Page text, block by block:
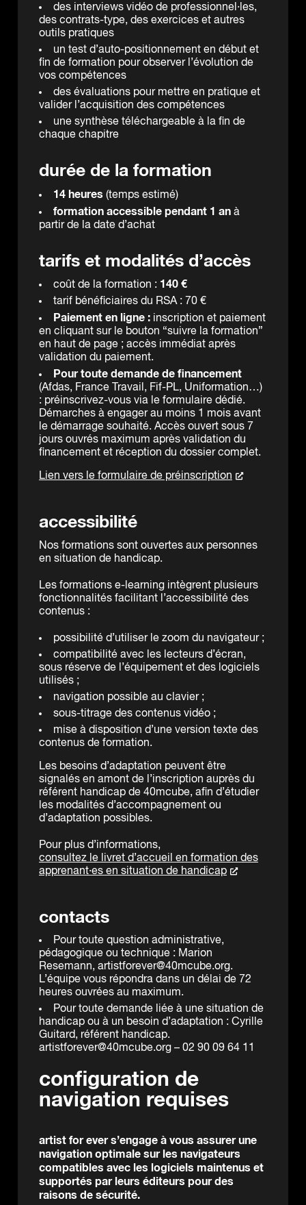
des interviews vidéo de professionnel·les,
des contrats-type, des exercices et autres
outils pratiques
un test d’auto-positionnement en début et
fin de formation pour observer l’évolution de
vos compétences
des évaluations pour mettre en pratique et
valider l’acquisition des compétences
une synthèse téléchargeable à la fin de
chaque chapitre
durée de la formation
14 heures (temps estimé)
formation accessible pendant 1 an à
partir de la date d’achat
tarifs et modalités d’accès
coût de la formation : 140 €
tarif bénéficiaires du RSA : 70 €
Paiement en ligne : inscription et paiement
en cliquant sur le bouton “suivre la formation”
en haut de page ; accès immédiat après
validation du paiement.
Pour toute demande de financement
(Afdas, France Travail, Fif-PL, Uniformation…)
: préinscrivez-vous via le formulaire dédié.
Démarches à engager au moins 1 mois avant
le démarrage souhaité. Accès ouvert sous 7
jours ouvrés maximum après validation du
financement et réception du dossier complet.
Lien vers le formulaire de préinscription
accessibilité
Nos formations sont ouvertes aux personnes
en situation de handicap.
Les formations e-learning intègrent plusieurs
fonctionnalités facilitant l’accessibilité des
contenus :
possibilité d’utiliser le zoom du navigateur ;
compatibilité avec les lecteurs d’écran,
sous réserve de l’équipement et des logiciels
utilisés ;
navigation possible au clavier ;
sous-titrage des contenus vidéo ;
mise à disposition d’une version texte des
contenus de formation.
Les besoins d’adaptation peuvent être
signalés en amont de l’inscription auprès du
référent handicap de 40mcube, afin d’étudier
les modalités d’accompagnement ou
d’adaptation possibles.
Pour plus d’informations,
consultez le livret d’accueil en formation des
apprenant·es en situation de handicap
contacts
Pour toute question administrative,
pédagogique ou technique : Marion
Resemann, artistforever@40mcube.org.
L’équipe vous répondra dans un délai de 72
heures ouvrées au maximum.
Pour toute demande liée à une situation de
handicap ou à un besoin d’adaptation : Cyrille
Guitard, référent handicap.
artistforever@40mcube.org – 02 90 09 64 11
configuration de
navigation requises
artist for ever s’engage à vous assurer une
navigation optimale sur les navigateurs
compatibles avec les logiciels maintenus et
supportés par leurs éditeurs pour des
raisons de sécurité.